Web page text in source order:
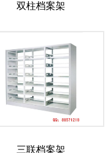
双柱档案架
三联档案架